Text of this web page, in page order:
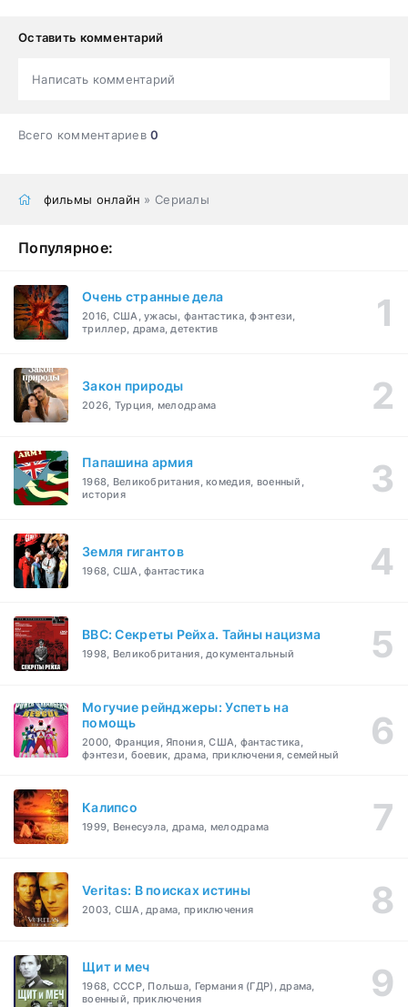
Оставить комментарий
Написать комментарий
Всего комментариев0
фильмы онлайн » Сериалы
Популярное:
Очень странные дела
2016, США, ужасы, фантастика, фэнтези,
триллер, драма, детектив
Закон природы
2026, Турция, мелодрама
Папашина армия
1968, Великобритания, комедия, военный,
история
Земля гигантов
1968, США, фантастика
BBC: Секреты Рейха. Тайны нацизма
1998, Великобритания, документальный
Могучие рейнджеры: Успеть на
помощь
2000, Франция, Япония, США, фантастика,
фэнтези, боевик, драма, приключения, семейный
Калипсо
1999, Венесуэла, драма, мелодрама
Veritas: В поисках истины
2003, США, драма, приключения
Щит и меч
1968, СССР, Польша, Германия (ГДР), драма,
военный, приключения